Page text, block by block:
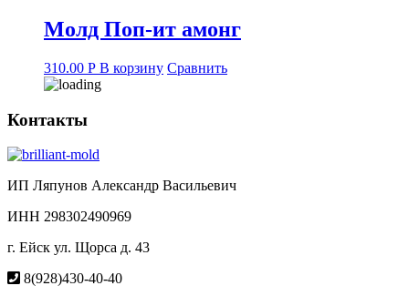
Молд Поп-ит амонг
310.00 Р В корзину Сравнить
Контакты
ИП Ляпунов Александр Васильевич
ИНН 298302490969
г. Ейск ул. Щорса д. 43
8(928)430-40-40